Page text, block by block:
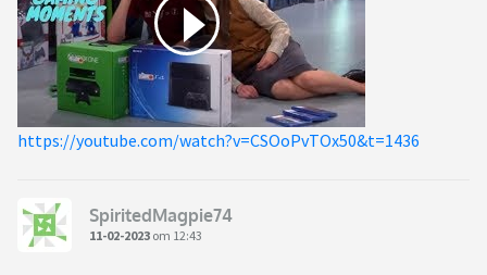
https://youtube.com/watch?v=CSOoPvTOx50&t=1436
SpiritedMagpie74
11-02-2023 om 12:43